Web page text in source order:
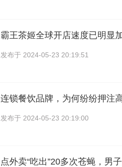
霸王茶姬全球开店速度已明显
发布于 2024-05-23 20:19:51
连锁餐饮品牌，为何纷纷押注
发布于 2024-05-23 20:19:00
点外卖“吃出”20多次苍蝇，男